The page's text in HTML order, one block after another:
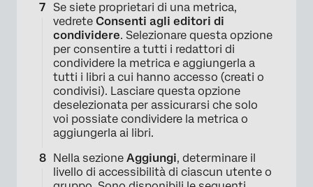
Se siete proprietari di una metrica,
vedrete Consenti agli editori di
condividere. Selezionare questa opzione
per consentire a tutti i redattori di
condividere la metrica e aggiungerla a
tutti i libri a cui hanno accesso (creati o
condivisi). Lasciare questa opzione
deselezionata per assicurarsi che solo
voi possiate condividere la metrica o
aggiungerla ai libri.
Nella sezione Aggiungi, determinare il
livello di accessibilità di ciascun utente o